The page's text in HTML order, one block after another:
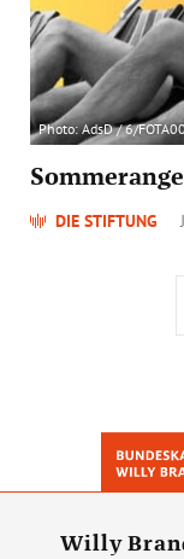
Photo: AdsD / 6/
DIE STIFTUNG
Willy